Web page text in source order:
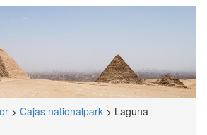
> Cajas nationalpark > Laguna